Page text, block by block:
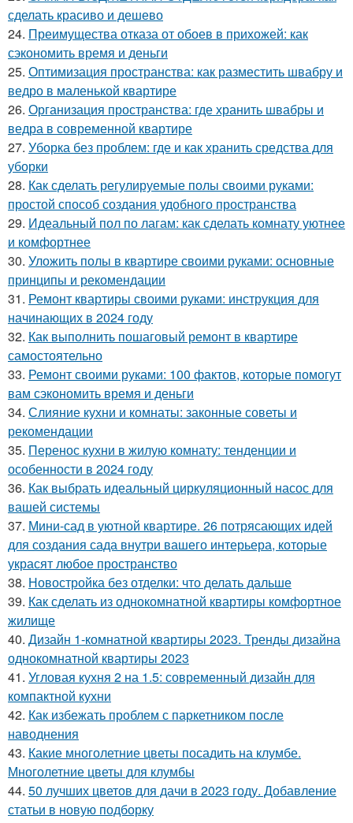
сделать красиво и дешево
24. Преимущества отказа от обоев в прихожей: как
сэкономить время и деньги
25. Оптимизация пространства: как разместить швабру и
ведро в маленькой квартире
26. Организация пространства: где хранить швабры и
ведра в современной квартире
27. Уборка без проблем: где и как хранить средства для
уборки
28. Как сделать регулируемые полы своими руками:
простой способ создания удобного пространства
29. Идеальный пол по лагам: как сделать комнату уютнее
и комфортнее
30. Уложить полы в квартире своими руками: основные
принципы и рекомендации
31. Ремонт квартиры своими руками: инструкция для
начинающих в 2024 году
32. Как выполнить пошаговый ремонт в квартире
самостоятельно
33. Ремонт своими руками: 100 фактов, которые помогут
вам сэкономить время и деньги
34. Слияние кухни и комнаты: законные советы и
рекомендации
35. Перенос кухни в жилую комнату: тенденции и
особенности в 2024 году
36. Как выбрать идеальный циркуляционный насос для
вашей системы
37. Мини-сад в уютной квартире. 26 потрясающих идей
для создания сада внутри вашего интерьера, которые
украсят любое пространство
38. Новостройка без отделки: что делать дальше
39. Как сделать из однокомнатной квартиры комфортное
жилище
40. Дизайн 1-комнатной квартиры 2023. Тренды дизайна
однокомнатной квартиры 2023
41. Угловая кухня 2 на 1.5: современный дизайн для
компактной кухни
42. Как избежать проблем с паркетником после
наводнения
43. Какие многолетние цветы посадить на клумбе.
Многолетние цветы для клумбы
44. 50 лучших цветов для дачи в 2023 году. Добавление
статьи в новую подборку